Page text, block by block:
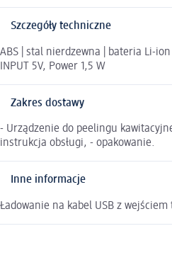
Szczegóły techniczne
ABS | stal nierdzewna | bateria Li-
INPUT 5V, Power 1,5 W
Zakres dostawy
- Urządzenie do peelingu
instrukcja obsługi, - opakowanie.
Inne informacje
Ładowanie na kabel USB z wejściem